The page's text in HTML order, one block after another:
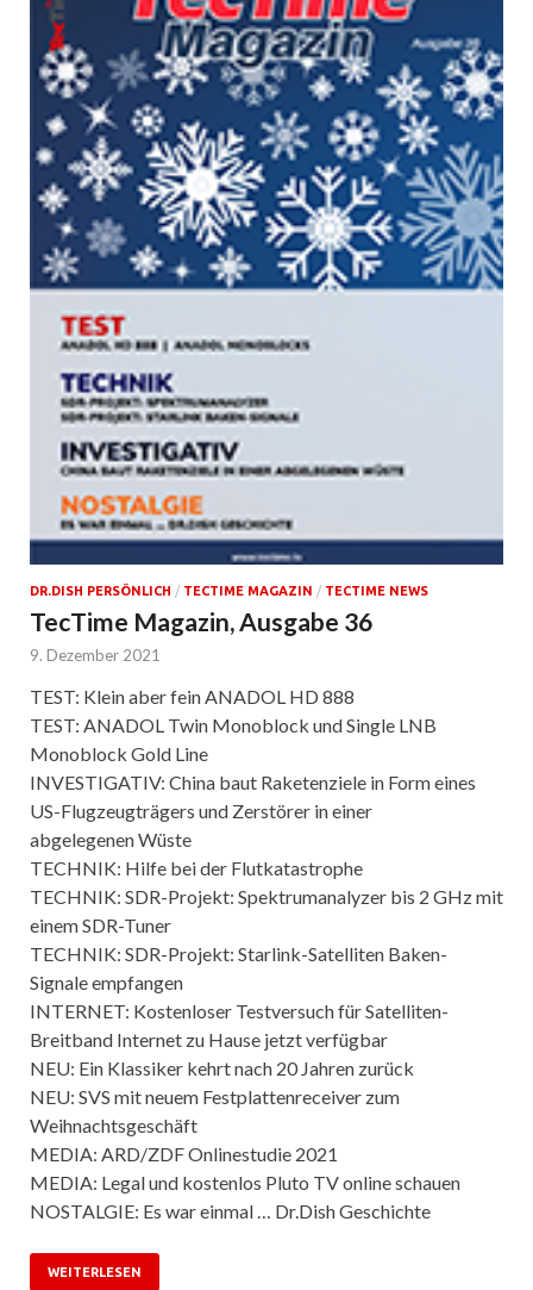
DR.DISH PERSÖNLICH / TECTIME MAGAZIN / TECTIME NEWS
TecTime Magazin, Ausgabe 36
9. Dezember 2021
TEST: Klein aber fein ANADOL HD 888
TEST: ANADOL Twin Monoblock und Single LNB
Monoblock Gold Line
INVESTIGATIV: China baut Raketenziele in Form eines
US-Flugzeugträgers und Zerstörer in einer
abgelegenen Wüste
TECHNIK: Hilfe bei der Flutkatastrophe
TECHNIK: SDR-Projekt: Spektrumanalyzer bis 2 GHz mit
einem SDR-Tuner
TECHNIK: SDR-Projekt: Starlink-Satelliten Baken-
Signale empfangen
INTERNET: Kostenloser Testversuch für Satelliten-
Breitband Internet zu Hause jetzt verfügbar
NEU: Ein Klassiker kehrt nach 20 Jahren zurück
NEU: SVS mit neuem Festplattenreceiver zum
Weihnachtsgeschäft
MEDIA: ARD/ZDF Onlinestudie 2021
MEDIA: Legal und kostenlos Pluto TV online schauen
NOSTALGIE: Es war einmal … Dr.Dish Geschichte
WEITERLESEN